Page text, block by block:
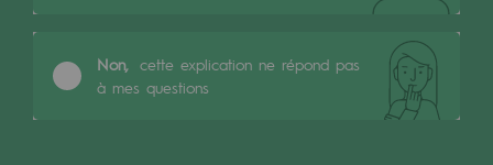
2050 : un monde d’énergies
Non, cette explication ne répond pas
à mes questions